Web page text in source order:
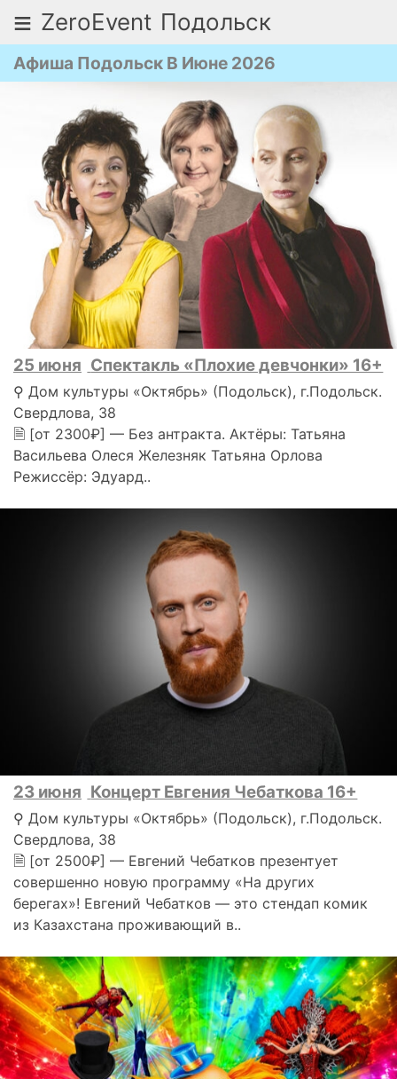
≡ ZeroEvent Подольск
Афиша Подольск В Июне 2026
25 июня Спектакль «Плохие девчонки» 16+
⚲ Дом культуры «Октябрь» (Подольск), г.Подольск.
Свердлова, 38
🗎 [от 2300₽] — Без антракта. Актёры: Татьяна
Васильева Олеся Железняк Татьяна Орлова
Режиссёр: Эдуард..
23 июня Концерт Евгения Чебаткова 16+
⚲ Дом культуры «Октябрь» (Подольск), г.Подольск.
Свердлова, 38
🗎 [от 2500₽] — Евгений Чебатков презентует
совершенно новую программу «На других
берегах»! Евгений Чебатков — это стендап комик
из Казахстана проживающий в..